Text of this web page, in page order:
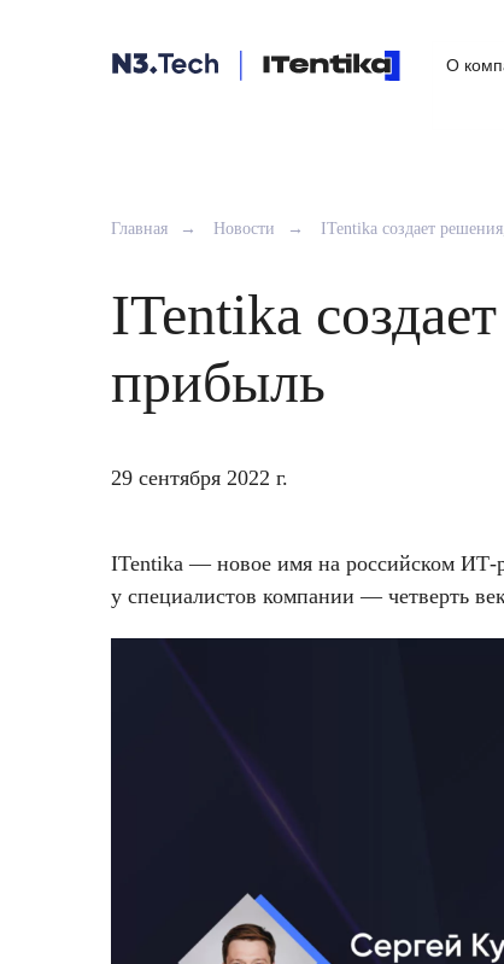
О
Главная → Новости → ITentika создает
ITentika
прибыль
29 сентября 2022 г.
ITentika — новое имя на российском ИТ-
у специалистов компании — четверть